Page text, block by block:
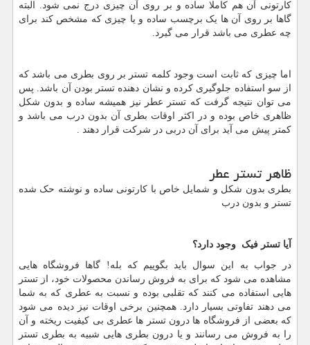
کارتونی آن هم کاملا ساده و بر روی آن چیزی درج نمی شود. البته
گاها بر روی آن ها یک برچسب ساده و یا چیزی که مشخص کند برای
چه عطری می باشد قرار می گیرد.
اما چیزی که ثابت است وجود کلمه تستر بر روی بطری می باشد که
از سو استفاده جلوگیری کرده و نشان دهنده تستر بودن آن باشد. پس
می توان نتیجه گرفت که تستر عطر نیز همیشه ساده و بدون شکل
ظاهری خاص بوده و در اکثر اوقات بطری آن بدون درب می باشد و
کمتر پیش می آید برای آن دربی در شرکت قرار دهند .
ظاهر تستر عطر
بطری بدون شکل و شمایل خاص با کارتونی ساده و نوشته حک شده
تستر و بدون درب
آیا تستر فیک وجود دارد؟
در جواب به این سوال باید بگوییم که بله! گاها فروشگاه هایی
مشاهده می شود که برای به فروش رساندن محصولات خود، از تستر
هایی استفاده می کنند که تقلبی بوده و نسبت به عطری که به شما
می دهند تفاوتی بسیار دارد. همچنین برخی اوقات نیز دیده می شود
که بعضی از فروشگاه ها درون تستر ها عطری بی کیفیت ریخته و آن
را به فروش می رسانند و یا درون بطری هایی شبیه به بطری تستر